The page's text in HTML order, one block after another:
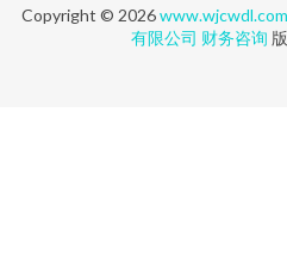
Copyright © 2026www.wjcwdl.com
有限公司 财务咨询